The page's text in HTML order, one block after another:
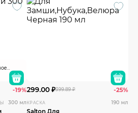
вода,
обувь
-19%
300 мл
299.00 ₽399.89 ₽ -25%
КРАСКА 190 мл
Salton Для